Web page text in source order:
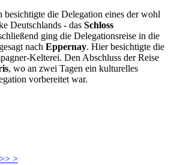
besichtigte die Delegation eines der wohl
Deutschlands - das Schloss
ging die Delegationsreise in die
nach Eppernay. Hier besichtigte die
Kelterei. Den Abschluss der Reise
, wo an zwei Tagen ein kulturelles
vorbereitet war.
>